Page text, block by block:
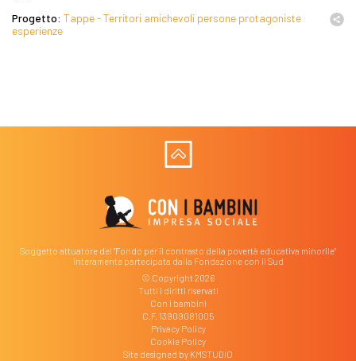
Progetto: Tappe - Territori amichevoli persone protagoniste
esperienze
Soggetto attuatore del "Fondo per il contrasto della povertà educativa minorile"
interamente partecipata dalla Fondazione con il Sud
© Copyright 2026
Tutti i diritti riservati
Con i bambini
C.F. 13909081005
Privacy Policy
Cookie Policy
Site designed by KMSTUDIO